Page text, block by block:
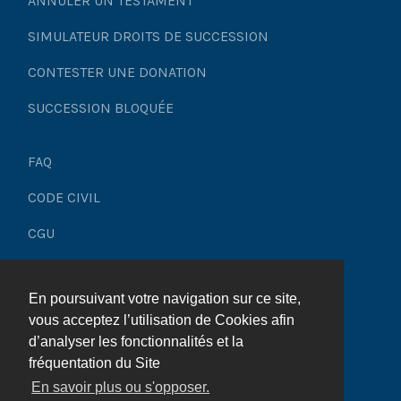
En poursuivant votre navigation sur ce site,
vous acceptez l’utilisation de Cookies afin
d’analyser les fonctionnalités et la
fréquentation du Site
En savoir plus ou s'opposer.
Legs résiduels et graduels : les difficultés liées aux
legs à charge
Donation-partage: outil de gestion de patrimoine
Transmission de patrimoine : donation, un cadeau
de conflits
Récupérer le bien que vous avez donné, est-ce
possible ?
SIMULATEUR DROITS DE SUCCESSION
CONTESTER UNE DONATION
SUCCESSION BLOQUÉE
FAQ
CODE CIVIL
CGU
Plan du site